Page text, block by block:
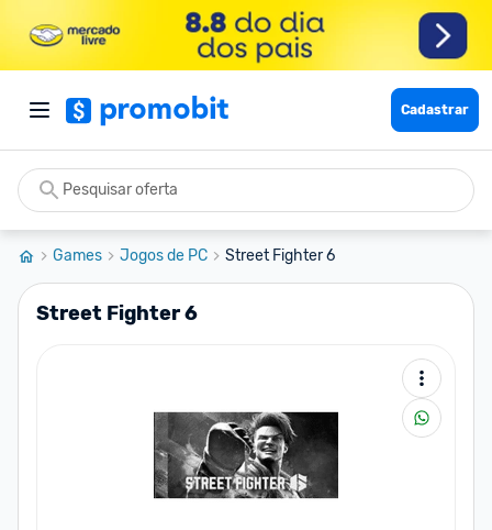
Cadastrar
Games Jogos de PC Street Fighter 6
Street Fighter 6